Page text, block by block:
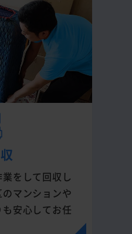
をして回収し
マンションや
安心してお任